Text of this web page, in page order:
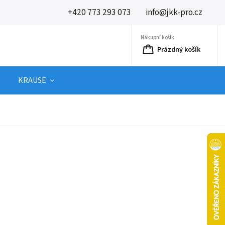
+420 773 293 073 info@jkk-pro.cz
Nákupní košík
Prázdný košík
KRAUSE